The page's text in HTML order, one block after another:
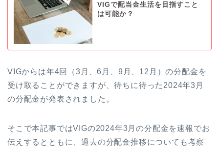
VIGで配当金生活を目指すこと
は可能か？
VIGからは年4回（3月、6月、9月、12月）の分配金を
受け取ることができますが、待ちに待った2024年3月
の分配金が発表されました。
そこで本記事ではVIGの2024年3月の分配金を速報でお
伝えするとともに、過去の分配金推移についても考察